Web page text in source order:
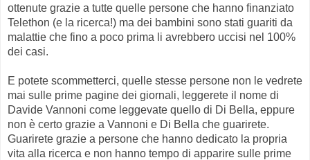
ottenute grazie a tutte quelle persone che hanno finanziato
Telethon (e la ricerca!) ma dei bambini sono stati guariti da
malattie che fino a poco prima li avrebbero uccisi nel 100%
dei casi.
E potete scommetterci, quelle stesse persone non le vedrete
mai sulle prime pagine dei giornali, leggerete il nome di
Davide Vannoni come leggevate quello di Di Bella, eppure
non è certo grazie a Vannoni e Di Bella che guarirete.
Guarirete grazie a persone che hanno dedicato la propria
vita alla ricerca e non hanno tempo di apparire sulle prime